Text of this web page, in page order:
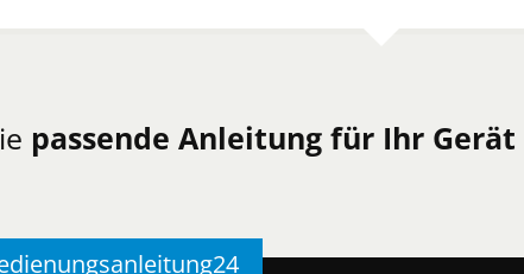
passende Anleitung für Ihr Gerät